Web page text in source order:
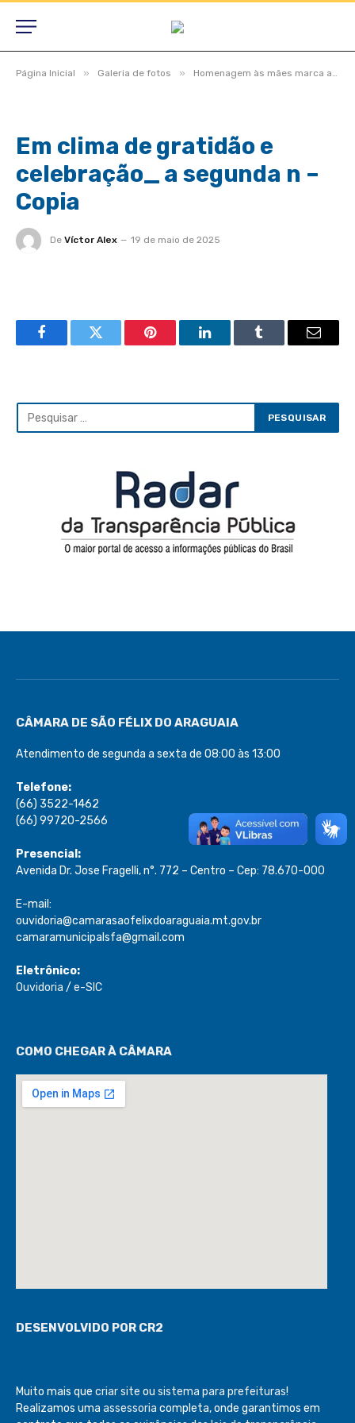
Página Inicial » Galeria de fotos » Homenagem às mães marca a segunda noite das comemorações pelos 49 anos de São Félix do Araguaia
Em clima de gratidão e
celebração_ a segunda n –
Copia
De Víctor Alex 19 de maio de 2025
FacebookTwitter Pinterest LinkedInTumblr Email
CÂMARA DE SÃO FÉLIX DO ARAGUAIA
Atendimento de segunda a sexta de 08:00 às 13:00
Telefone:
(66) 3522-1462
(66) 99720-2566
Presencial:
Avenida Dr. Jose Fragelli, n°. 772 – Centro – Cep: 78.670-000
E-mail:
ouvidoria@camarasaofelixdoaraguaia.mt.gov.br
camaramunicipalsfa@gmail.com
Eletrônico:
Ouvidoria / e-SIC
COMO CHEGAR À CÂMARA
DESENVOLVIDO POR CR2
Muito mais que criar site ou sistema para prefeituras!
Realizamos uma assessoria completa, onde garantimos em